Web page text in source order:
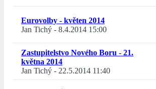
Eurovolby - květen 2014
Jan Tichý - 8.4.2014 15:00
Zastupitelstvo Nového Boru - 21.
května 2014
Jan Tichý - 22.5.2014 11:40